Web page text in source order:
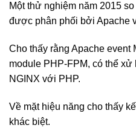
Một thử nghiệm năm 2015
được phân phối bởi Apache
Cho thấy rằng Apache event
module PHP-FPM, có thể
NGINX với PHP.
Về mặt hiệu năng cho thấy
khác biệt.